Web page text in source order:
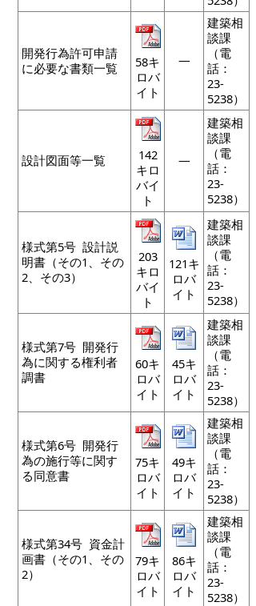
開発行為許可申請
に必要な書類一覧
58キ
ロバ
イト
―
建築相
談課
（電
話：
23-
5238）
設計図面等一覧
142
キロ
バイ
ト
―
建築相
談課
（電
話：
23-
5238）
様式第5号 設計説
明書（その1、その
2、その3）
203
キロ
バイ
ト
121キ
ロバ
イト
建築相
談課
（電
話：
23-
5238）
様式第7号 開発行
為に関する権利者
調書
60キ
ロバ
イト
45キ
ロバ
イト
建築相
談課
（電
話：
23-
5238）
様式第6号 開発行
為の施行等に関す
る同意書
75キ
ロバ
イト
49キ
ロバ
イト
建築相
談課
（電
話：
23-
5238）
様式第34号 資金計
画書（その1、その
2）
79キ
ロバ
イト
86キ
ロバ
イト
建築相
談課
（電
話：
23-
5238）